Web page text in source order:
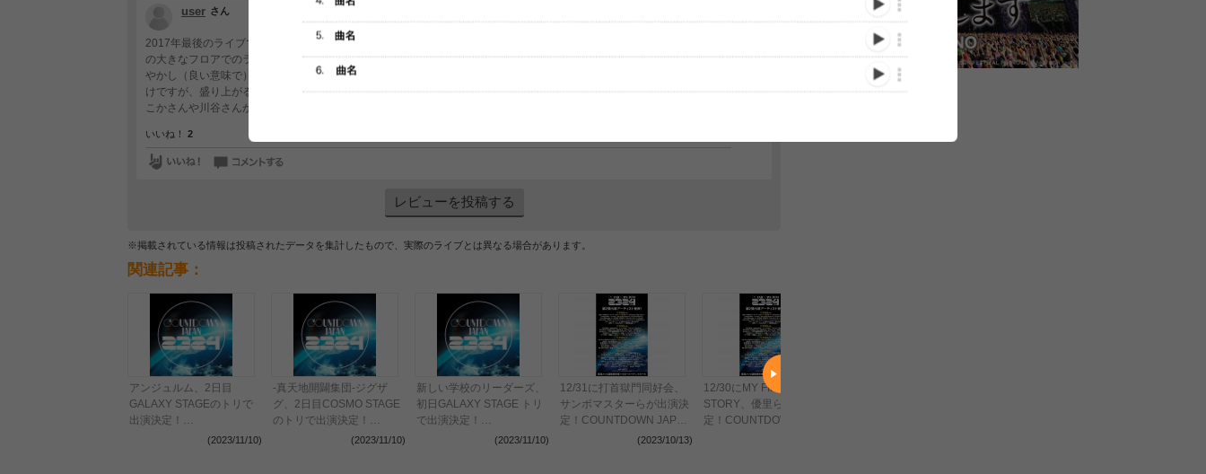
user さん
2017年最後のライブでした ステージはearthと1番大きなフロアでのライブ 2016年から2017年にかけて、まさか最後にこ
の大きなフロアでのライブが観れるとは思ってなかったので、とても嬉しかったです 前説に渋谷陽一さんがゲス乙女を冷
やかし（良い意味で）会場が温まったところでライブが始まりました レディクレとセトリはほぼ変わらず、２曲増えただ
けですが、盛り上がる流れでした earthは大きなモニターが左右にあり、その前までステージとして移動できるため、い
こかさんや川谷さんが移動して、客席を煽ってました あっという間の時間で2017年のゲス乙女納めができました
いいね！ 2
レビューを投稿する
※掲載されている情報は投稿されたデータを集計したもので、実際のライブとは異なる場合があります。
関連記事：
アンジュルム、2日目
GALAXY STAGEのトリで
出演決定！
〈COUNTDOWN JAPAN
(2023/11/10)
-真天地開闢集団-ジグザ
グ、2日目COSMO STAGE
のトリで出演決定！
〈COUNTDOWN JAPAN
(2023/11/10)
新しい学校のリーダーズ、
初日GALAXY STAGE トリ
で出演決定！
〈COUNTDOWN JAPAN
(2023/11/10)
12/31に打首獄門同好会、
サンボマスターらが出演決
定！COUNTDOWN JAPAN
23/24・第2弾発表。(2023/10/13)
12/30にMY FIRST
STORY、優里らが出演決
定！COUNTDOWN JAPAN